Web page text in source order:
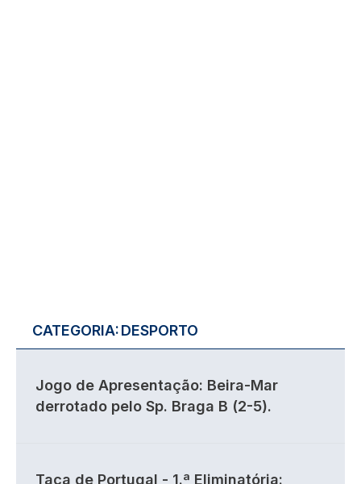
CATEGORIA:DESPORTO
Jogo de Apresentação: Beira-Mar
derrotado pelo Sp. Braga B (2-5).
Taça de Portugal - 1.ª Eliminatória: